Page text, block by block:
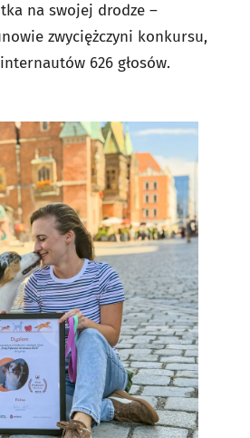
na swojej drodze –
zwyciężczyni konkursu,
626 głosów.